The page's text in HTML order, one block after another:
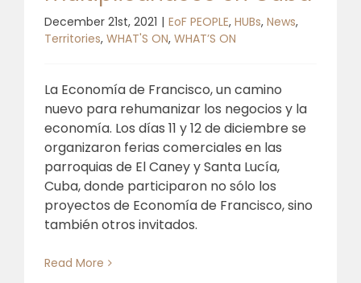
December 21st, 2021 | EoF PEOPLE, HUBs, News,
Territories, WHAT'S ON, WHAT’S ON
La Economía de Francisco, un camino
nuevo para rehumanizar los negocios y la
economía. Los días 11 y 12 de diciembre se
organizaron ferias comerciales en las
parroquias de El Caney y Santa Lucía,
Cuba, donde participaron no sólo los
proyectos de Economía de Francisco, sino
también otros invitados.
Read More